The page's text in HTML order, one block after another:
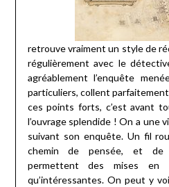
retrouve vraiment un style de
régulièrement avec le
agréablement l’enquête
particuliers, collent
ces points forts, c’est avant
l’ouvrage splendide ! On a une
suivant son enquête. Un fil
chemin de pensée, et de
permettent des mises en
qu’intéressantes. On peut y